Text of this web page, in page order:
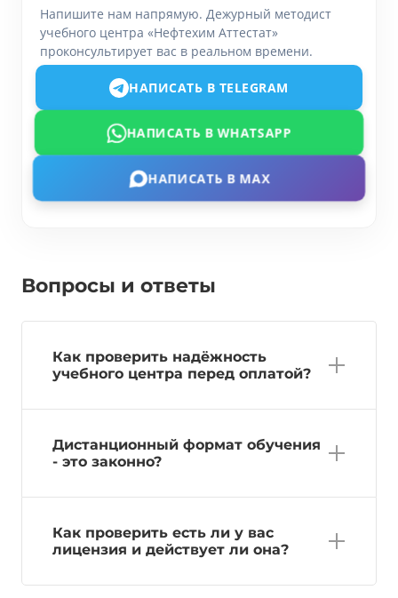
Напишите нам напрямую. Дежурный методист
учебного центра «Нефтехим Аттестат»
проконсультирует вас в реальном времени.
НАПИСАТЬ В TELEGRAM
НАПИСАТЬ В WHATSAPP
НАПИСАТЬ В MAX
Вопросы и ответы
Как проверить надёжность
учебного центра перед оплатой?
Дистанционный формат обучения
- это законно?
Как проверить есть ли у вас
лицензия и действует ли она?